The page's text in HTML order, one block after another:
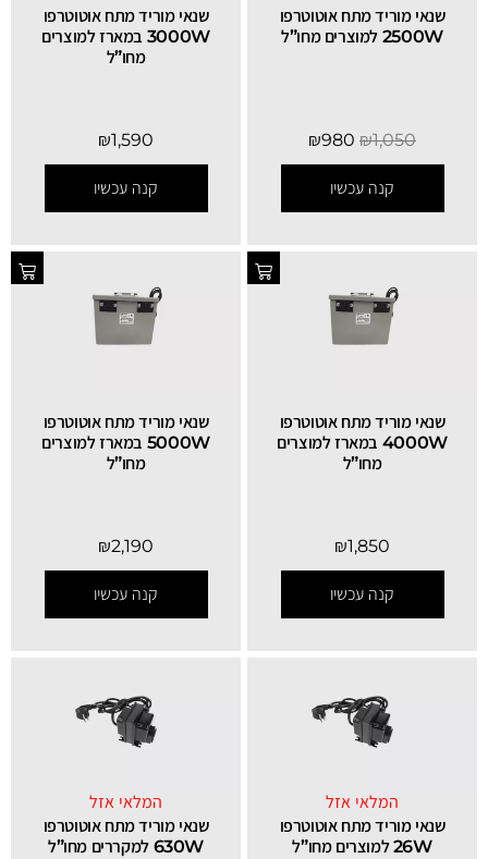
שנאי מוריד מתח אוטוטרפו
2500W למוצרים מחו”ל
₪1,050
₪980
קנה עכשיו
שנאי מוריד מתח אוטוטרפו
3000W במארז למוצרים
מחו”ל
₪1,590
קנה עכשיו
שנאי מוריד מתח אוטוטרפו
4000W במארז למוצרים
מחו”ל
₪1,850
קנה עכשיו
שנאי מוריד מתח אוטוטרפו
5000W במארז למוצרים
מחו”ל
₪2,190
קנה עכשיו
המלאי אזל
שנאי מוריד מתח אוטוטרפו
26W למוצרים מחו”ל
המלאי אזל
שנאי מוריד מתח אוטוטרפו
630W למקררים מחו”ל